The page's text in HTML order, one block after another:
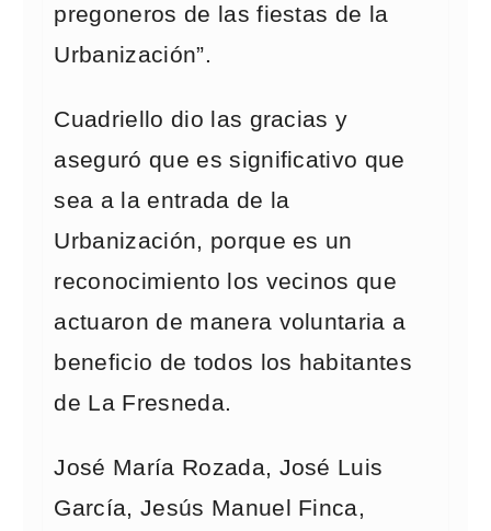
pregoneros de las fiestas de la
Urbanización”.
Cuadriello dio las gracias y
aseguró que es significativo que
sea a la entrada de la
Urbanización, porque es un
reconocimiento los vecinos que
actuaron de manera voluntaria a
beneficio de todos los habitantes
de La Fresneda.
José María Rozada, José Luis
García, Jesús Manuel Finca,